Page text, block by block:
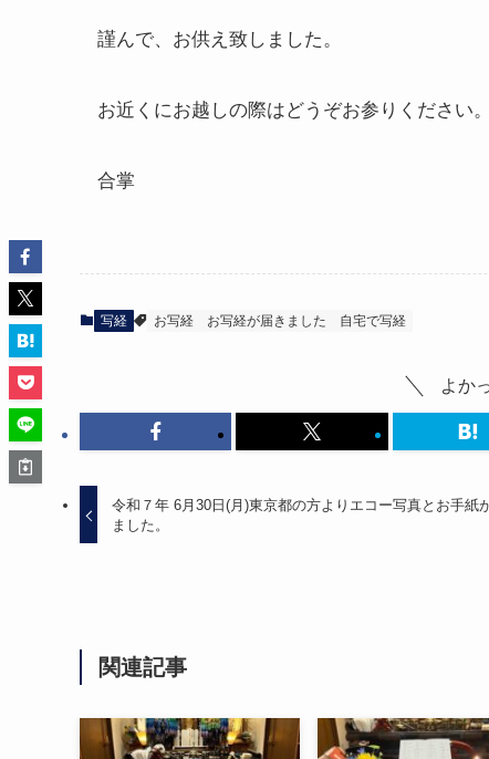
謹んで、お供え致しました。
お近くにお越しの際はどうぞお参りください。
合掌
写経 お写経 お写経が届きました 自宅で写経
よか
令和７年 6月30日(月)東京都の方よりエコー写真とお手紙
ました。
関連記事